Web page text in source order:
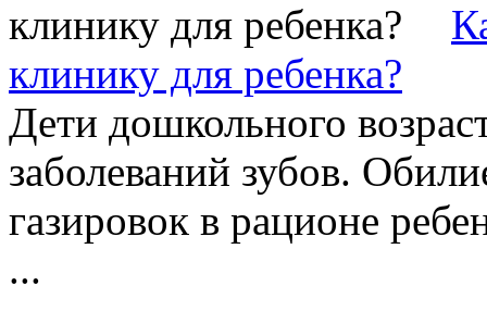
клинику для ребенка?
Дети дошкольного
заболеваний зубов.
газировок в рационе
...